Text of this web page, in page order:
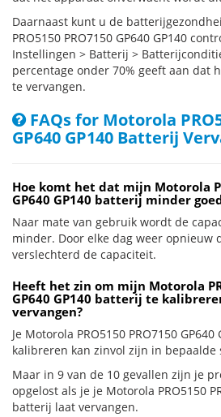
Daarnaast kunt u de
PRO5150 PRO7150 GP640 GP140
Instellingen > Batterij >
percentage onder 70% geeft aan dat
te vervangen.
FAQs for Motorola
GP640 GP140 Batterij
Hoe komt het dat mijn Motorola
GP640 GP140 batterij minder
Naar mate van gebruik wordt de
minder. Door elke dag weer opnieuw
verslechterd de capaciteit.
Heeft het zin om mijn Motorola
GP640 GP140 batterij te
vervangen?
Je Motorola PRO5150 PRO7150
kalibreren kan zinvol zijn in bepaalde
Maar in 9 van de 10 gevallen zijn je
opgelost als je je Motorola PRO5150
batterij laat vervangen.